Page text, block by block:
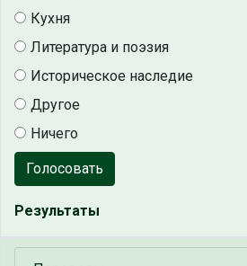
Кухня
Литература и поэзия
Историческое наследие
Другое
Ничего
Голосовать
Результаты